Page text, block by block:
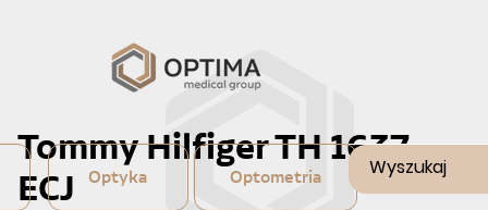
Optyka Optometria
Tommy Hilfiger TH 1637
ECJ